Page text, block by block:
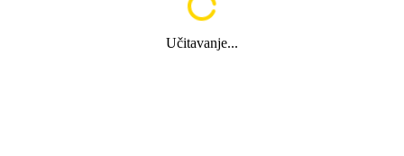
Učitavanje...